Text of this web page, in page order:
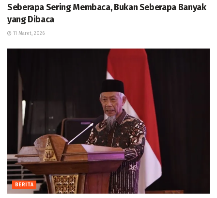
Seberapa Sering Membaca, Bukan Seberapa Banyak
yang Dibaca
11 Maret, 2026
BERITA